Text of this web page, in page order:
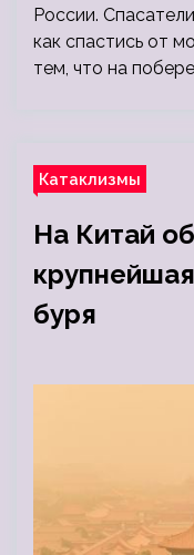
России.
как спастись от
тем, что на
Катаклизмы
На Китай
буря